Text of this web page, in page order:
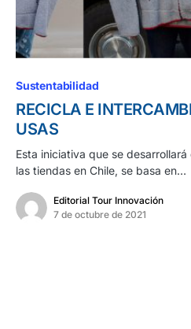
Sustentabilidad
RECICLA E
USAS
Esta iniciativa que se
las tiendas en Chile, se basa en…
Editorial Tour Innovación
7 de octubre de 2021